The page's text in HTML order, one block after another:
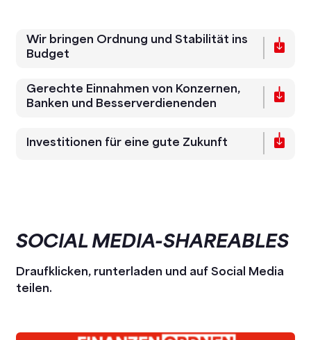
Wir bringen Ordnung und Stabilität ins
Budget
Gerechte Einnahmen von Konzernen,
Banken und Besserverdienenden
Investitionen für eine gute Zukunft
SOCIAL MEDIA-SHAREABLES
Draufklicken, runterladen und auf Social Media
teilen.